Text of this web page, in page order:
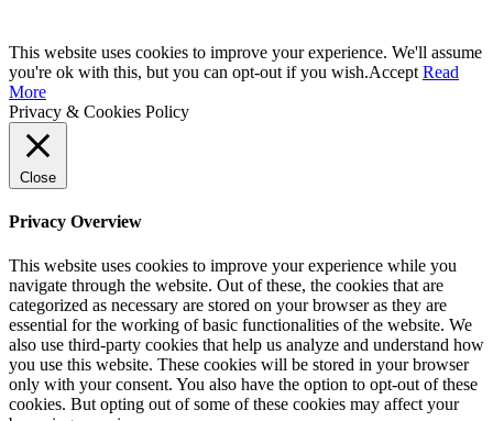
This website uses cookies to improve your experience. We'll assume
you're ok with this, but you can opt-out if you wish.Accept Read
More
Privacy & Cookies Policy
Close
Privacy Overview
This website uses cookies to improve your experience while you
navigate through the website. Out of these, the cookies that are
categorized as necessary are stored on your browser as they are
essential for the working of basic functionalities of the website. We
also use third-party cookies that help us analyze and understand how
you use this website. These cookies will be stored in your browser
only with your consent. You also have the option to opt-out of these
cookies. But opting out of some of these cookies may affect your